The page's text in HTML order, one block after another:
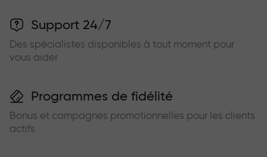
Support 24/7
Des spécialistes disponibles à tout moment pour
vous aider
Programmes de fidélité
Bonus et campagnes promotionnelles pour les clients
actifs